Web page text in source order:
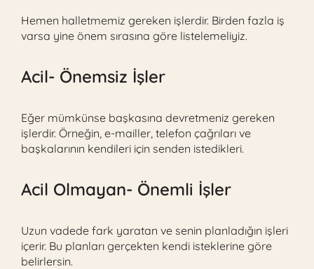
Hemen halletmemiz gereken işlerdir. Birden fazla iş
varsa yine önem sırasına göre listelemeliyiz.
Acil- Önemsiz İşler
Eğer mümkünse başkasına devretmeniz gereken
işlerdir. Örneğin, e-mailler, telefon çağrıları ve
başkalarının kendileri için senden istedikleri.
Acil Olmayan- Önemli İşler
Uzun vadede fark yaratan ve senin planladığın işleri
içerir. Bu planları gerçekten kendi isteklerine göre
belirlersin.